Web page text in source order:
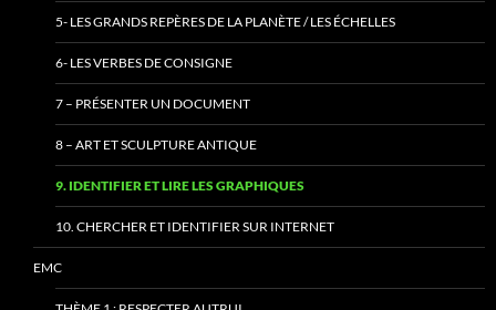
5- LES GRANDS REPÈRES DE LA PLANÈTE / LES ÉCHELLES
6- LES VERBES DE CONSIGNE
7 – PRÉSENTER UN DOCUMENT
8 – ART ET SCULPTURE ANTIQUE
9. IDENTIFIER ET LIRE LES GRAPHIQUES
10. CHERCHER ET IDENTIFIER SUR INTERNET
EMC